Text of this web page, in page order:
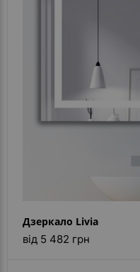
Дзеркало Livia
від 5 482 грн